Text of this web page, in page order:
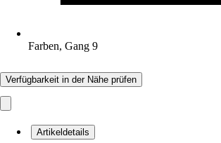
Farben, Gang 9
Verfügbarkeit in der Nähe prüfen
Artikeldetails